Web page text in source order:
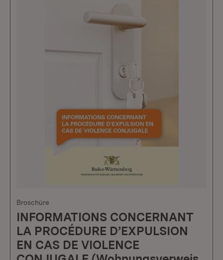
Broschüre
INFORMATIONS CONCERNANT
LA PROCÉDURE D’EXPULSION
EN CAS DE VIOLENCE